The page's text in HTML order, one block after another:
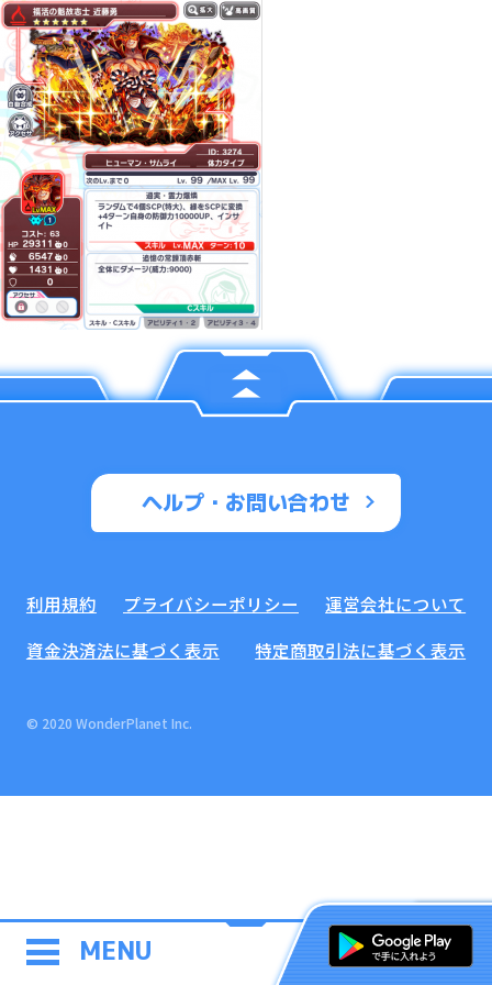
MENU
ヘルプ・お問い合わせ
利用規約 プライバシーポリシー
運営会社について
資金決済法に基づく表示
特定商取引法に基づく表示
© 2020 WonderPlanet Inc.